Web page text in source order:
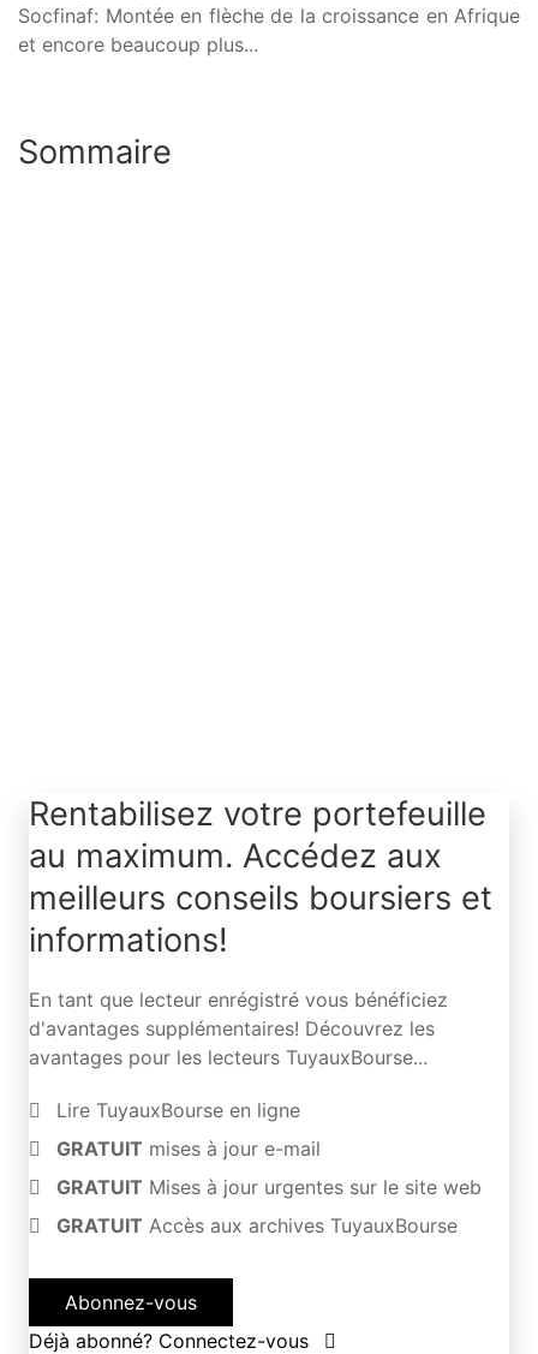
Socfinaf: Montée en flèche de la croissance en Afrique
et encore beaucoup plus...
Sommaire
Rentabilisez votre portefeuille
au maximum. Accédez aux
meilleurs conseils boursiers et
informations!
En tant que lecteur enrégistré vous bénéficiez
d'avantages supplémentaires! Découvrez les
avantages pour les lecteurs TuyauxBourse...
Lire TuyauxBourse en ligne
GRATUIT mises à jour e-mail
GRATUIT Mises à jour urgentes sur le site web
GRATUIT Accès aux archives TuyauxBourse
Abonnez-vous
Déjà abonné? Connectez-vous